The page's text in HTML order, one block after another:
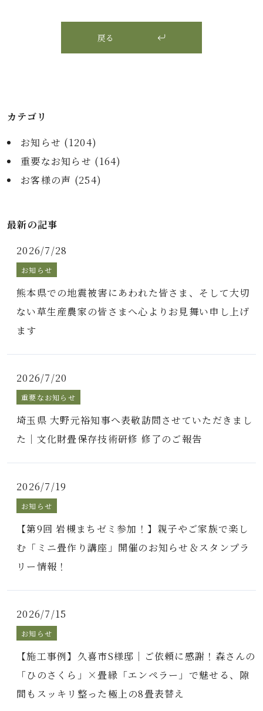
戻る
カテゴリ
お知らせ (1204)
重要なお知らせ (164)
お客様の声 (254)
最新の記事
2026/7/28
お知らせ
熊本県での地震被害にあわれた皆さま、そして大切
ない草生産農家の皆さまへ心よりお見舞い申し上げ
ます
2026/7/20
重要なお知らせ
埼玉県 大野元裕知事へ表敬訪問させていただきまし
た｜文化財畳保存技術研修 修了のご報告
2026/7/19
お知らせ
【第9回 岩槻まちゼミ参加！】親子やご家族で楽し
む「ミニ畳作り講座」開催のお知らせ＆スタンプラ
リー情報！
2026/7/15
お知らせ
【施工事例】久喜市S様邸｜ご依頼に感謝！森さんの
「ひのさくら」×畳縁「エンペラー」で魅せる、隙
間もスッキリ整った極上の8畳表替え